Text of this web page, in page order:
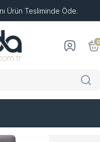
Ürün Tesliminde Öde.
0